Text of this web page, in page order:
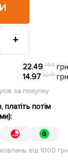
+
22.49 25.5
14.97 22.49
за покупку
потім
від 1000